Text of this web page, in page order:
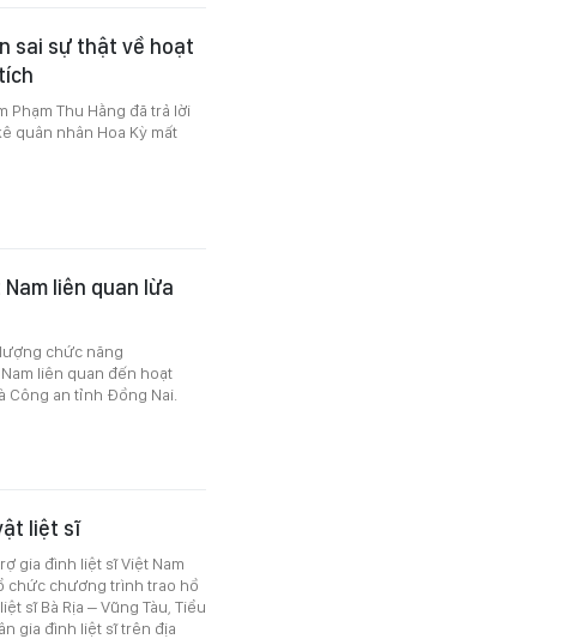
sai sự thật về hoạt
Phạm Thu Hằng đã trả lời
quân nhân Hoa Kỳ mất
liên quan lừa
chức năng
liên quan đến hoạt
Công an tỉnh Đồng Nai.
liệt sĩ
gia đình liệt sĩ Việt Nam
chức chương trình trao hồ
sĩ Bà Rịa – Vũng Tàu, Tiểu
gia đình liệt sĩ trên địa